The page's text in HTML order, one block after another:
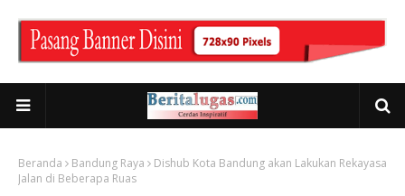
Beranda Bandung Raya
Dishub Kota Bandung akan Lakukan Rekayasa
Jalan di Beberapa Ruas